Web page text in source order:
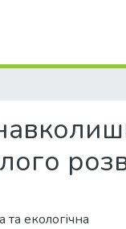
екологічна